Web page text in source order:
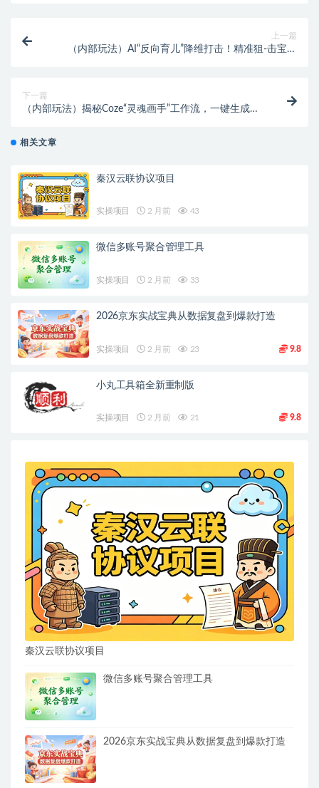
上一篇
（内部玩法）AI“反向育儿”降维打击！精准狙-击宝妈
下一篇
（内部玩法）揭秘Coze“灵魂画手”工作流，一键生成搞
相关文章
秦汉云联协议项目
实操项目 2 月前 43
微信多账号聚合管理工具
实操项目 2 月前 33
2026京东实战宝典从数据复盘到爆款打造
实操项目 2 月前 23 9.8
小丸工具箱全新重制版
实操项目 2 月前 21 9.8
秦汉云联协议项目
微信多账号聚合管理工具
2026京东实战宝典从数据复盘到爆款打造